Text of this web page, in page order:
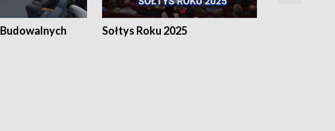
Sołtys Roku 2025